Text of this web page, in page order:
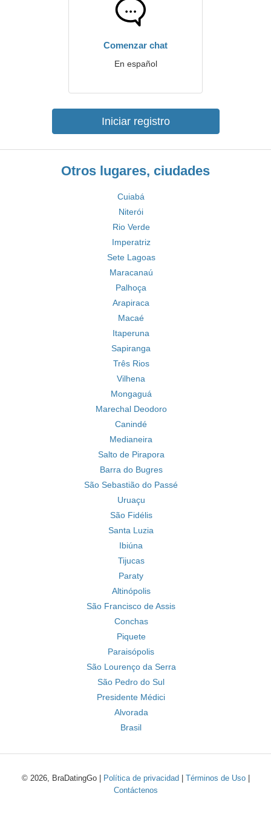
Comenzar chat
En español
Iniciar registro
Otros lugares, ciudades
Cuiabá
Niterói
Rio Verde
Imperatriz
Sete Lagoas
Maracanaú
Palhoça
Arapiraca
Macaé
Itaperuna
Sapiranga
Três Rios
Vilhena
Mongaguá
Marechal Deodoro
Canindé
Medianeira
Salto de Pirapora
Barra do Bugres
São Sebastião do Passé
Uruaçu
São Fidélis
Santa Luzia
Ibiúna
Tijucas
Paraty
Altinópolis
São Francisco de Assis
Conchas
Piquete
Paraisópolis
São Lourenço da Serra
São Pedro do Sul
Presidente Médici
Alvorada
Brasil
© 2026, BraDatingGo | Política de privacidad Términos de Uso|
Contáctenos